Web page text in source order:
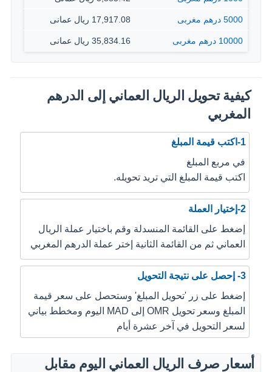
5000 درهم مغربى 17,917.08 ريال عمانى
10000 درهم مغربى 35,834.16 ريال عمانى
كيفية تحويل الريال العماني إلى الدرهم
المغربي
1-اكتب قيمة المبلغ
في مربع المبلغ
اكتب قيمة المبلغ التي تريد تحويله.
2-إختيار العملة
إضغط على القائمة المنسدلة وقم باختيار عملة الريال
العماني ثم من القائمة الثانية إختر عملة الدرهم المغربي
3- إحصل على نتيجة التحويل
إضغط على زر 'تحويل المبلغ' وستحصل على سعر قيمة
المبلغ وسعر تحويل OMR إلى MAD اليوم ومخطط بياني
لسعر التحويل في آخر عشرة أيام
أسعار صرف الريال العماني اليوم مقابل